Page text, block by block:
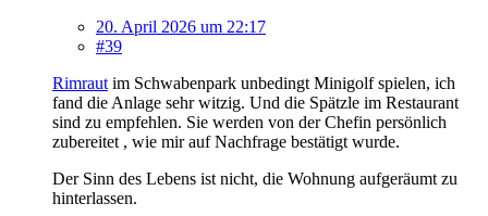
20. April 2026 um 22:17
#39
Rimraut im Schwabenpark unbedingt Minigolf spielen, ich
fand die Anlage sehr witzig. Und die Spätzle im Restaurant
sind zu empfehlen. Sie werden von der Chefin persönlich
zubereitet , wie mir auf Nachfrage bestätigt wurde.
Der Sinn des Lebens ist nicht, die Wohnung aufgeräumt zu
hinterlassen.